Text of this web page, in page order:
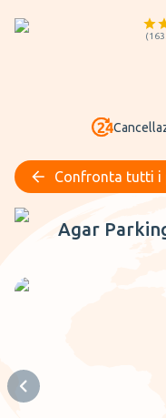
(
Confronta tutti i
Agar Parking
Agar
Previous slide